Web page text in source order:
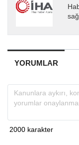
YORUMLAR